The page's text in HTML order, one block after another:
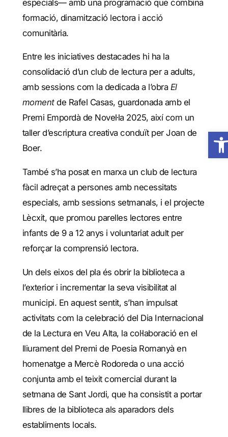
especials— amb una programació que combina
formació, dinamització lectora i acció
comunitària.
Entre les iniciatives destacades hi ha la
consolidació d’un club de lectura per a adults,
amb sessions com la dedicada a l’obra El
momentde Rafel Casas, guardonada amb el
Premi Empordà de Novel·la 2025, així com un
taller d’escriptura creativa conduït per Joan de
Boer.
També s’ha posat en marxa un club de lectura
fàcil adreçat a persones amb necessitats
especials, amb sessions setmanals, i el projecte
Lècxit, que promou parelles lectores entre
infants de 9 a 12 anys i voluntariat adult per
reforçar la comprensió lectora.
Un dels eixos del pla és obrir la biblioteca a
l’exterior i incrementar la seva visibilitat al
municipi. En aquest sentit, s’han impulsat
activitats com la celebració del Dia Internacional
de la Lectura en Veu Alta, la col·laboració en el
lliurament del Premi de Poesia Romanyà en
homenatge a Mercè Rodoreda o una acció
conjunta amb el teixit comercial durant la
setmana de Sant Jordi, que ha consistit a portar
llibres de la biblioteca als aparadors dels
establiments locals.